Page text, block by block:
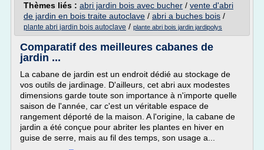
Thèmes liés : abri jardin bois avec bucher / vente d'abri
de jardin en bois traite autoclave / abri a buches bois /
plante abri jardin bois autoclave / plante abri bois jardin jardipolys
Comparatif des meilleures cabanes de
jardin ...
La cabane de jardin est un endroit dédié au stockage de
vos outils de jardinage. D'ailleurs, cet abri aux modestes
dimensions garde toute son importance à n'importe quelle
saison de l'année, car c'est un véritable espace de
rangement déporté de la maison. A l'origine, la cabane de
jardin a été conçue pour abriter les plantes en hiver en
guise de serre, mais au fil des temps, son usage a...